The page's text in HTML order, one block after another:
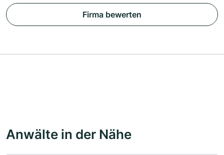
Firma bewerten
Anwälte in der Nähe